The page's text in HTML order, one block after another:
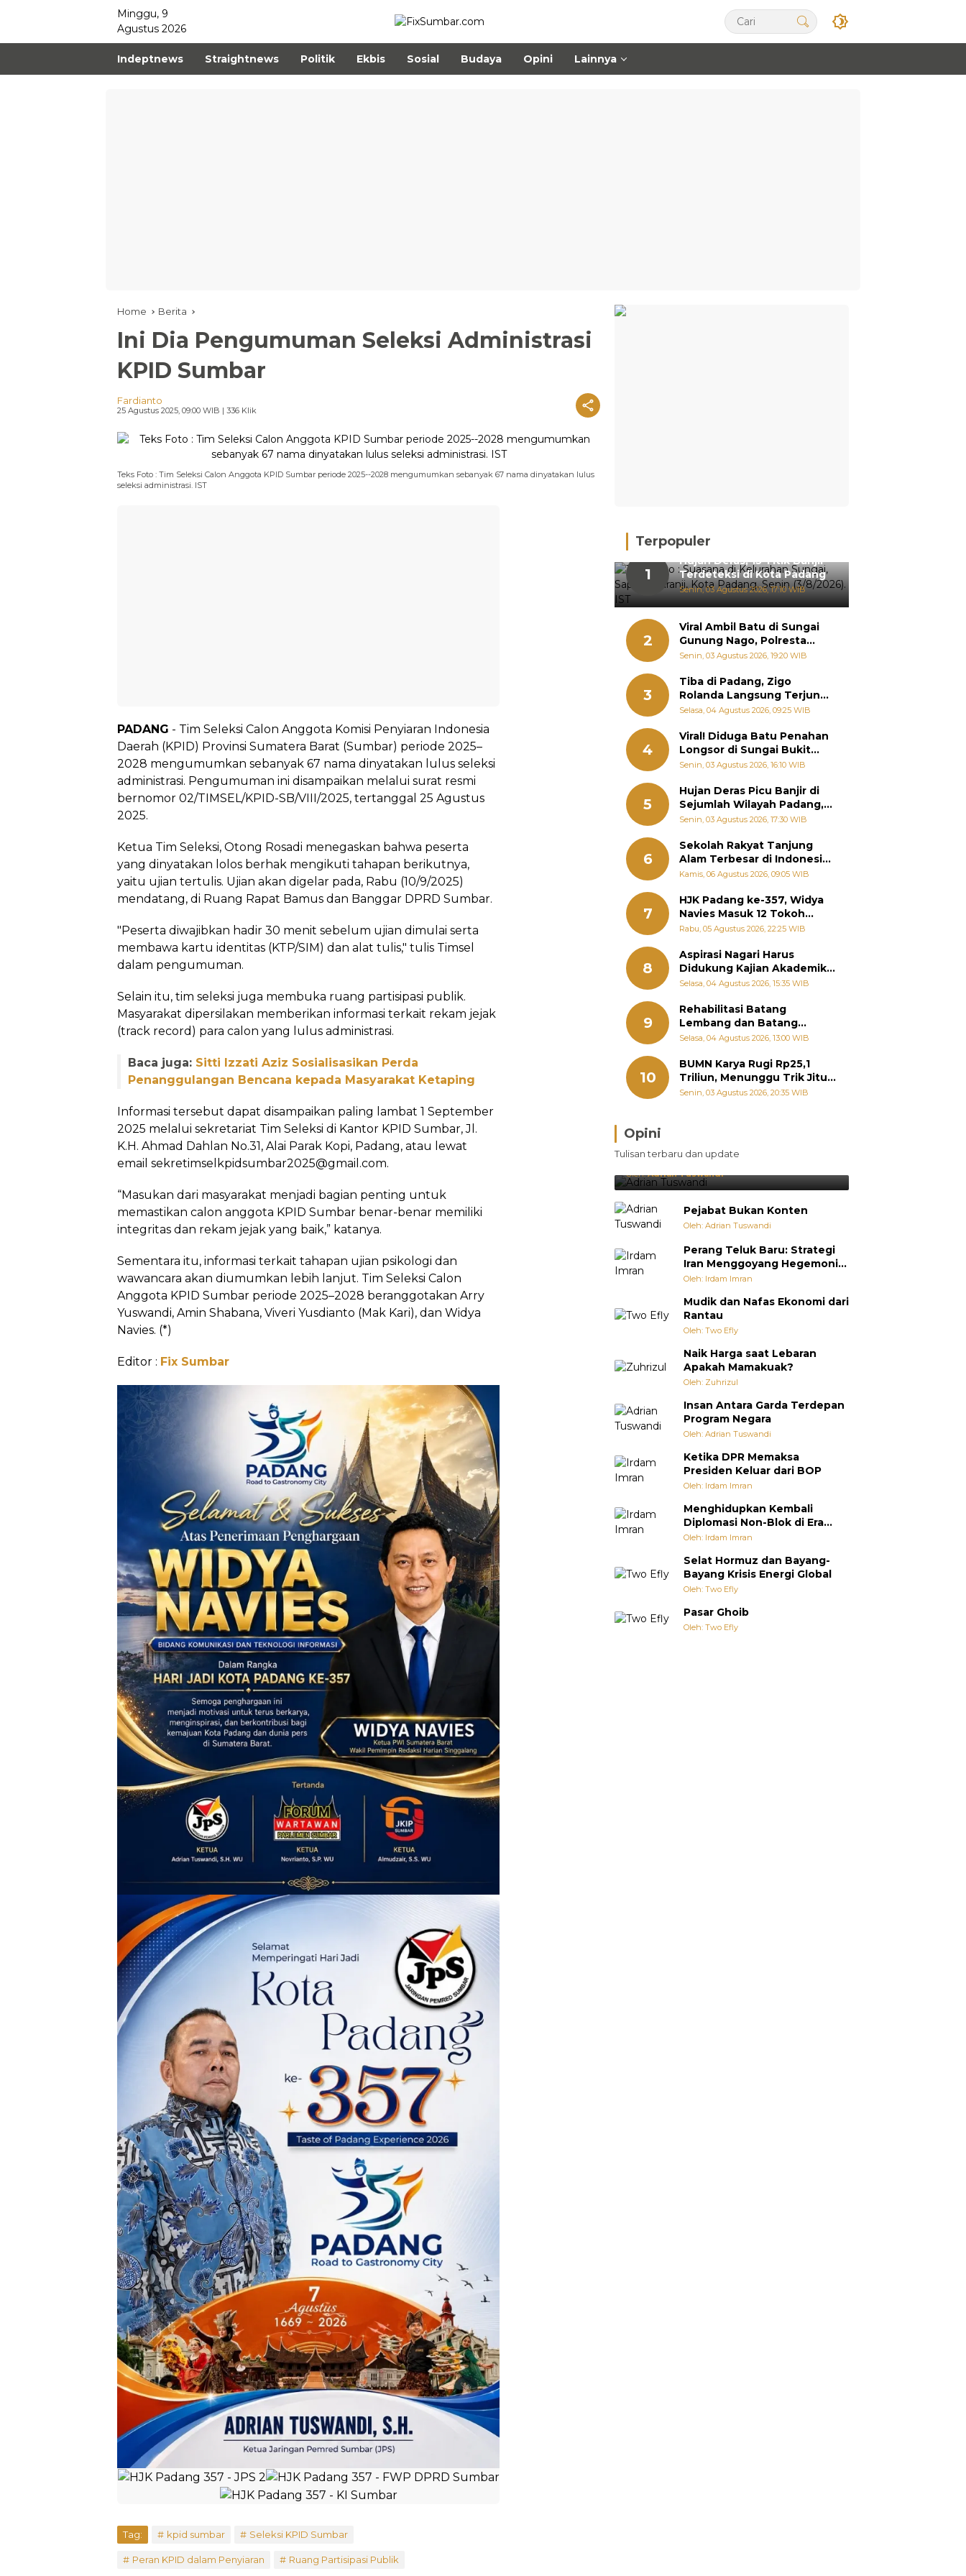
Minggu, 9
Agustus 2026
Indeptnews Straightnews Politik Ekbis Sosial Budaya Opini Lainnya
Home Berita
Ini Dia Pengumuman Seleksi Administrasi
KPID Sumbar
Fardianto
25 Agustus 2025, 09:00 WIB | 336 Klik
Teks Foto : Tim Seleksi Calon Anggota KPID Sumbar periode 2025--2028 mengumumkan sebanyak 67 nama dinyatakan lulus
seleksi administrasi. IST
PADANG - Tim Seleksi Calon Anggota Komisi Penyiaran Indonesia
Daerah (KPID) Provinsi Sumatera Barat (Sumbar) periode 2025–
2028 mengumumkan sebanyak 67 nama dinyatakan lulus seleksi
administrasi. Pengumuman ini disampaikan melalui surat resmi
bernomor 02/TIMSEL/KPID-SB/VIII/2025, tertanggal 25 Agustus
2025.
Ketua Tim Seleksi, Otong Rosadi menegaskan bahwa peserta
yang dinyatakan lolos berhak mengikuti tahapan berikutnya,
yaitu ujian tertulis. Ujian akan digelar pada, Rabu (10/9/2025)
mendatang, di Ruang Rapat Bamus dan Banggar DPRD Sumbar.
"Peserta diwajibkan hadir 30 menit sebelum ujian dimulai serta
membawa kartu identitas (KTP/SIM) dan alat tulis," tulis Timsel
dalam pengumuman.
Selain itu, tim seleksi juga membuka ruang partisipasi publik.
Masyarakat dipersilakan memberikan informasi terkait rekam jejak
(track record) para calon yang lulus administrasi.
Baca juga: Sitti Izzati Aziz Sosialisasikan Perda
Penanggulangan Bencana kepada Masyarakat Ketaping
Informasi tersebut dapat disampaikan paling lambat 1 September
2025 melalui sekretariat Tim Seleksi di Kantor KPID Sumbar, Jl.
K.H. Ahmad Dahlan No.31, Alai Parak Kopi, Padang, atau lewat
email sekretimselkpidsumbar2025@gmail.com.
“Masukan dari masyarakat menjadi bagian penting untuk
memastikan calon anggota KPID Sumbar benar-benar memiliki
integritas dan rekam jejak yang baik,” katanya.
Sementara itu, informasi terkait tahapan ujian psikologi dan
wawancara akan diumumkan lebih lanjut. Tim Seleksi Calon
Anggota KPID Sumbar periode 2025–2028 beranggotakan Arry
Yuswandi, Amin Shabana, Viveri Yusdianto (Mak Kari), dan Widya
Navies. (*)
Editor : Fix Sumbar
Tag: kpid sumbar Seleksi KPID Sumbar
Peran KPID dalam Penyiaran Ruang Partisipasi Publik
Terpopuler
1
Hujan Deras, 15 Titik Banjir
Terdeteksi di Kota Padang
Senin, 03 Agustus 2026, 17:10 WIB
2
Viral Ambil Batu di Sungai
Gunung Nago, Polresta
Padang Ungkap Fakta
Senin, 03 Agustus 2026, 19:20 WIB
3
Tiba di Padang, Zigo
Rolanda Langsung Terjun
Bantu Warga Terdampak
Selasa, 04 Agustus 2026, 09:25 WIB
4
Viral! Diduga Batu Penahan
Longsor di Sungai Bukit
Nago Padang Diambil, Warga
Senin, 03 Agustus 2026, 16:10 WIB
5
Hujan Deras Picu Banjir di
Sejumlah Wilayah Padang,
Fadly Amran Perintahkan
Senin, 03 Agustus 2026, 17:30 WIB
6
Sekolah Rakyat Tanjung
Alam Terbesar di Indonesia,
Groundbreaking September
Kamis, 06 Agustus 2026, 09:05 WIB
7
HJK Padang ke-357, Widya
Navies Masuk 12 Tokoh
Masyarakat Penerima
Padang
Rabu, 05 Agustus 2026, 22:25 WIB
8
Aspirasi Nagari Harus
Didukung Kajian Akademik,
Zigo Rolanda: Agar Mudah
Kementerian
Selasa, 04 Agustus 2026, 15:35 WIB
9
Rehabilitasi Batang
Lembang dan Batang
Gawan Segera Dimulai, Zigo
Berjalan
Selasa, 04 Agustus 2026, 13:00 WIB
10
BUMN Karya Rugi Rp25,1
Triliun, Menunggu Trik Jitu
Bos Danantara
Senin, 03 Agustus 2026, 20:35 WIB
Opini
Tulisan terbaru dan update
Brasil Lebih Diunggulkan, tetapi
Jepang Selalu Punya Cara Membuat
Kejutan
Oleh:Adrian Tuswandi
Pejabat Bukan Konten
Oleh: Adrian Tuswandi
Perang Teluk Baru: Strategi
Iran Menggoyang Hegemoni
AS dari Dalam
Oleh: Irdam Imran
Mudik dan Nafas Ekonomi dari
Rantau
Oleh: Two Efly
Naik Harga saat Lebaran
Apakah Mamakuak?
Oleh: Zuhrizul
Insan Antara Garda Terdepan
Program Negara
Oleh: Adrian Tuswandi
Ketika DPR Memaksa
Presiden Keluar dari BOP
Oleh: Irdam Imran
Menghidupkan Kembali
Diplomasi Non-Blok di Era
Multipolar
Oleh: Irdam Imran
Selat Hormuz dan Bayang-
Bayang Krisis Energi Global
Oleh: Two Efly
Pasar Ghoib
Oleh: Two Efly